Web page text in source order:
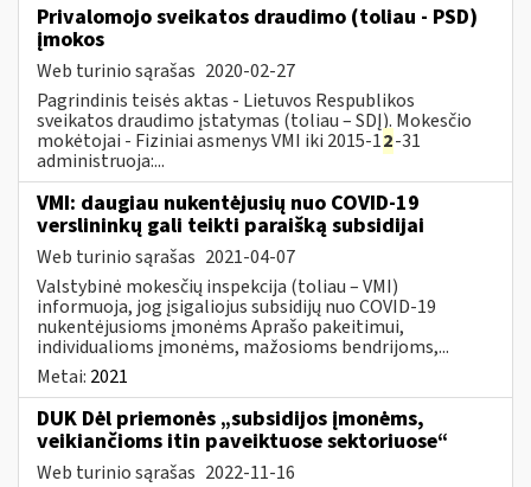
Privalomojo sveikatos draudimo (toliau - PSD)
įmokos
Web turinio sąrašas 2020-02-27
Pagrindinis teisės aktas - Lietuvos Respublikos
sveikatos draudimo įstatymas (toliau – SDĮ). Mokesčio
mokėtojai - Fiziniai asmenys VMI iki 2015-12-31
administruoja:...
VMI: daugiau nukentėjusių nuo COVID-19
verslininkų gali teikti paraišką subsidijai
Web turinio sąrašas 2021-04-07
Valstybinė mokesčių inspekcija (toliau – VMI)
informuoja, jog įsigaliojus subsidijų nuo COVID-19
nukentėjusioms įmonėms Aprašo pakeitimui,
individualioms įmonėms, mažosioms bendrijoms,...
Metai: 2021
DUK Dėl priemonės „subsidijos įmonėms,
veikiančioms itin paveiktuose sektoriuose“
Web turinio sąrašas 2022-11-16